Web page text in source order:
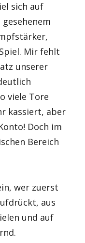
sich auf
Mir fehlt
unserer
viele Tore
kassiert, aber
Doch im
Bereich
wer zuerst
aus
und auf